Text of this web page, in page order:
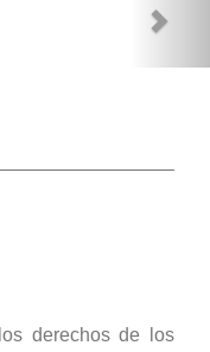
derechos de los